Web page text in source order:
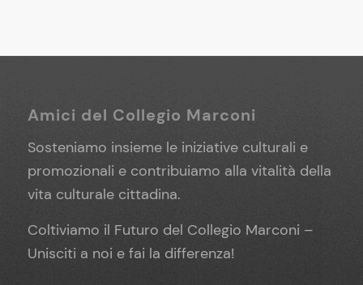
Amici del Collegio Marconi
Sosteniamo insieme le iniziative culturali e
promozionali e contribuiamo alla vitalità della
vita culturale cittadina.
Coltiviamo il Futuro del Collegio Marconi –
Unisciti a noi e fai la differenza!